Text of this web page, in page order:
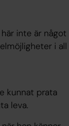
inte är något
i all
kunnat prata
leva.